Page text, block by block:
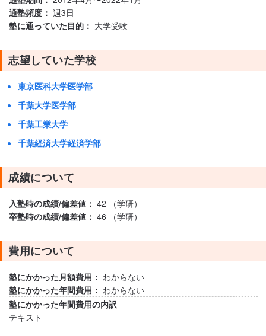
通塾頻度： 週3日
塾に通っていた目的： 大学受験
志望していた学校
東京医科大学医学部
千葉大学医学部
千葉工業大学
千葉経済大学経済学部
成績について
入塾時の成績/偏差値： 42 （学研）
卒塾時の成績/偏差値： 46 （学研）
費用について
塾にかかった月額費用： わからない
塾にかかった年間費用： わからない
塾にかかった年間費用の内訳
テキスト